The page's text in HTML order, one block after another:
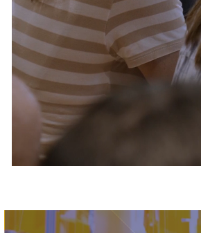
Servizi e accessibilità
Contatti
FAQ
Biglietti
Immagine